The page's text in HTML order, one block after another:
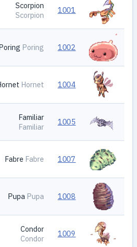
1001
Scorpion
Scorpion
1002
Poring
1004
Hornet
1005
Familiar
Familiar
1007
Fabre Fabre
1008
Pupa Pupa
1009
Condor
Condor